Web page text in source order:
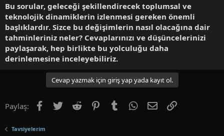
Bu sorular, geleceği şekillendirecek toplumsal ve
teknolojik dinamiklerin izlenmesi gereken önemli
başlıklardır. Sizce bu değişimlerin nasıl olacağına dair
tahminleriniz neler? Cevaplarınızı ve düşüncelerinizi
paylaşarak, hep birlikte bu yolculuğu daha
derinlemesine inceleyebiliriz.
Cevap yazmak için giriş yap yada kayıt ol.
Paylaş: Facebook
TwitterReddit PinterestTumblrWhatsApp
E-postaLink
Tavsiyelerim